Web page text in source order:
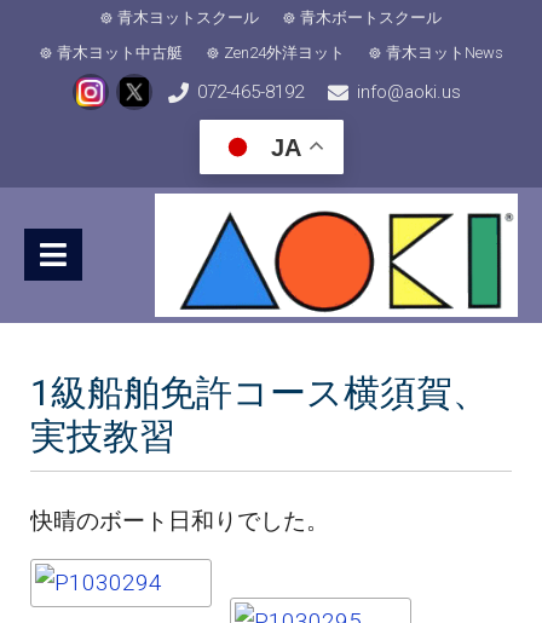
青木ヨットスクール
青木ボートスクール
青木ヨット中古艇
Zen24外洋ヨット 青木ヨットNews
072-465-8192 info@aoki.us
JA
1級船舶免許コース横須賀、
実技教習
快晴のボート日和りでした。